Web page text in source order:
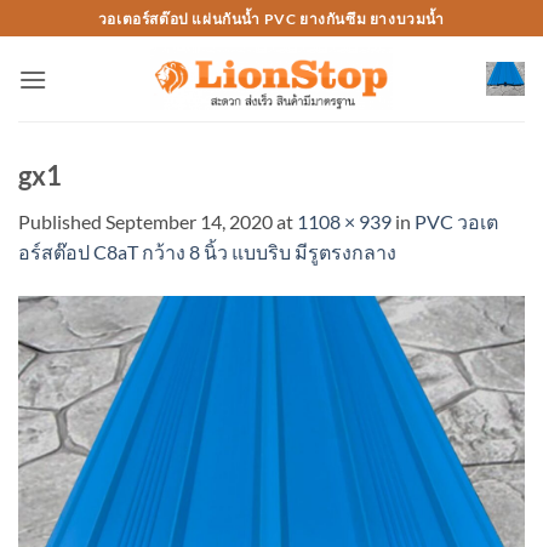
to
content
วอเตอร์สต๊อป แผ่นกันน้ำ PVC ยางกันซึม ยางบวมน้ำ
gx1
Published September 14, 2020at 1108 × 939 in PVC วอเต
อร์สต๊อป C8aT กว้าง 8 นิ้ว แบบริบ มีรูตรงกลาง